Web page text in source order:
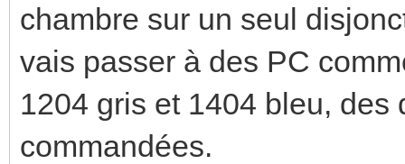
chambre sur un seul
vais passer à des PC
1204 gris et 1404 bleu,
commandées.